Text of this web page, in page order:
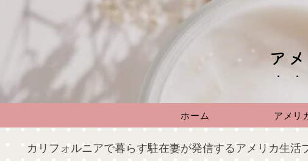
ア
ホーム アメリ
カリフォルニアで暮らす駐在妻が発信するアメリカ生活